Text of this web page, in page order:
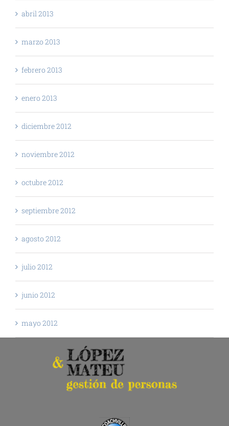
abril 2013
marzo 2013
febrero 2013
enero 2013
diciembre 2012
noviembre 2012
octubre 2012
septiembre 2012
agosto 2012
julio 2012
junio 2012
mayo 2012